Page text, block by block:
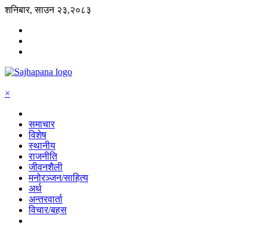
शनिबार, साउन २३,२०८३
×
समाचार
विशेष
स्थानीय
राजनीति
जीवनशैली
मनोरञ्जन/साहित्य
अर्थ
अन्तरवार्ता
विचार/बहस